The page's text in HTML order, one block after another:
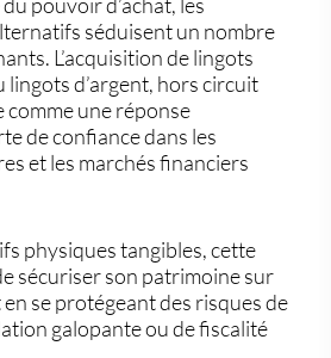
séduisent un nombre
L’acquisition delingots
lingots d’argent, hors circuit
comme une réponse
de confiance dans les
et les marchés financiers
physiques tangibles, cette
sécuriser son patrimoinesur
se protégeant des risques de
galopante ou de fiscalité